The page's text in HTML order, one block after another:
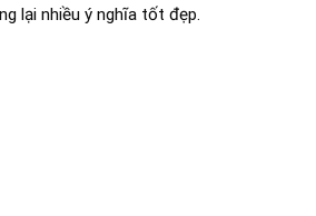
lại nhiều ý nghĩa tốt đẹp.